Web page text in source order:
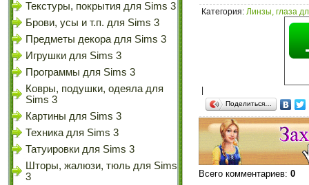
Текстуры, покрытия для Sims 3
Брови, усы и т.п. для Sims 3
Предметы декора для Sims 3
Игрушки для Sims 3
Программы для Sims 3
Ковры, подушки, одеяла для
Sims 3
Картины для Sims 3
Техника для Sims 3
Татуировки для Sims 3
Шторы, жалюзи, тюль для Sims
3
Категория: Линзы, глаза
Поделиться…
Всего комментариев: 0